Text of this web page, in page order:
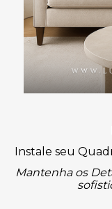
Instale seu
Mantenha os